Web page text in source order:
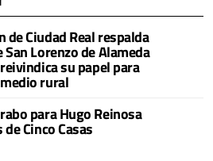
de Ciudad Real respalda
Lorenzo de Alameda
su papel para
rural
para Hugo Reinosa
Cinco Casas